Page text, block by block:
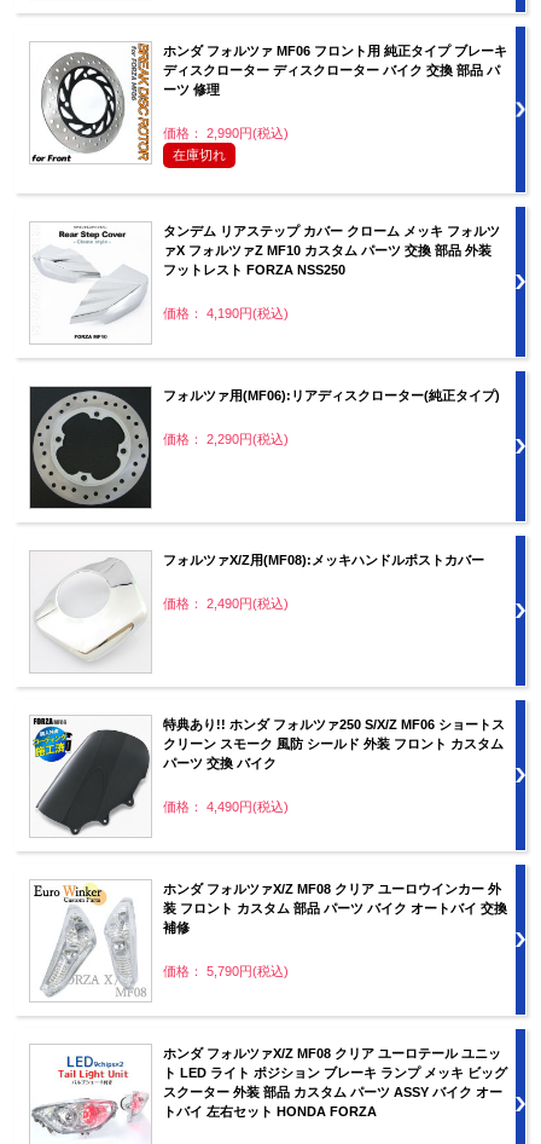
ホンダ フォルツァ MF06 フロント用 純正タイプ ブレーキ
ディスクローター ディスクローター バイク 交換 部品 パ
ーツ 修理
価格： 2,990円(税込)
在庫切れ
タンデム リアステップ カバー クローム メッキ フォルツ
ァX フォルツァZ MF10 カスタム パーツ 交換 部品 外装
フットレスト FORZA NSS250
価格： 4,190円(税込)
フォルツァ用(MF06):リアディスクローター(純正タイプ)
価格： 2,290円(税込)
フォルツァX/Z用(MF08):メッキハンドルポストカバー
価格： 2,490円(税込)
特典あり!! ホンダ フォルツァ250 S/X/Z MF06 ショートス
クリーン スモーク 風防 シールド 外装 フロント カスタム
パーツ 交換 バイク
価格： 4,490円(税込)
ホンダ フォルツァX/Z MF08 クリア ユーロウインカー 外
装 フロント カスタム 部品 パーツ バイク オートバイ 交換
補修
価格： 5,790円(税込)
ホンダ フォルツァX/Z MF08 クリア ユーロテール ユニッ
ト LED ライト ポジション ブレーキ ランプ メッキ ビッグ
スクーター 外装 部品 カスタム パーツ ASSY バイク オー
トバイ 左右セット HONDA FORZA